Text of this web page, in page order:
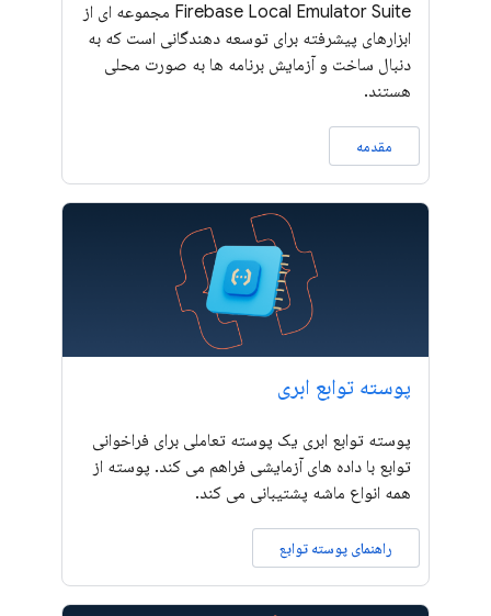
Firebase Local Emulator Suite مجموعه ای از
ابزارهای پیشرفته برای توسعه دهندگانی است که به
دنبال ساخت و آزمایش برنامه ها به صورت محلی
هستند.
مقدمه
پوسته توابع ابری
پوسته توابع ابری یک پوسته تعاملی برای فراخوانی
توابع با داده های آزمایشی فراهم می کند. پوسته از
همه انواع ماشه پشتیبانی می کند.
راهنمای پوسته توابع